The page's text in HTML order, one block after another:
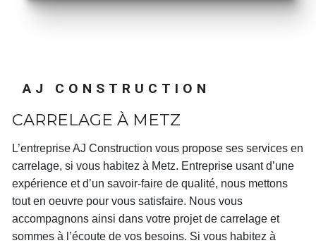
AJ CONSTRUCTION
CARRELAGE À METZ
L’entrepriseAJ Construction vous propose ses services en
carrelage, si vous habitez à Metz. Entreprise usant d’une
expérience et d’un savoir-faire de qualité, nous mettons
tout en oeuvre pour vous satisfaire. Nous vous
accompagnons ainsi dans votre projet de carrelage et
sommes à l’écoute de vos besoins. Si vous habitez à